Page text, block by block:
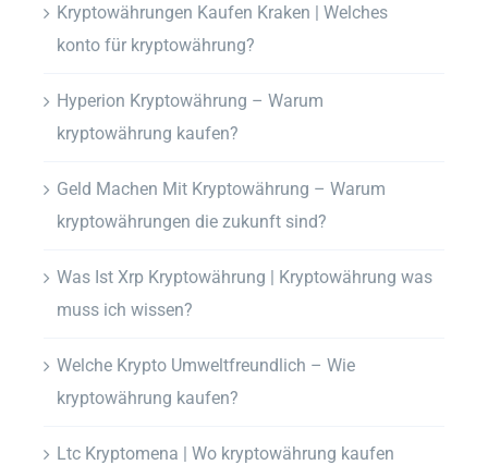
Kryptowährungen Kaufen Kraken | Welches
konto für kryptowährung?
Hyperion Kryptowährung – Warum
kryptowährung kaufen?
Geld Machen Mit Kryptowährung – Warum
kryptowährungen die zukunft sind?
Was Ist Xrp Kryptowährung | Kryptowährung was
muss ich wissen?
Welche Krypto Umweltfreundlich – Wie
kryptowährung kaufen?
Ltc Kryptomena | Wo kryptowährung kaufen